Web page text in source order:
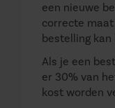
een nieuwe
correcte
bestelling kan
Als je een
er 30% van
kost worden